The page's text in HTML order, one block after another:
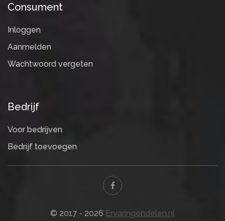
Consument
Inloggen
Aanmelden
Wachtwoord vergeten
Bedrijf
Voor bedrijven
Bedrijf toevoegen
© 2017 - 2026 Ervaringendelen.nl